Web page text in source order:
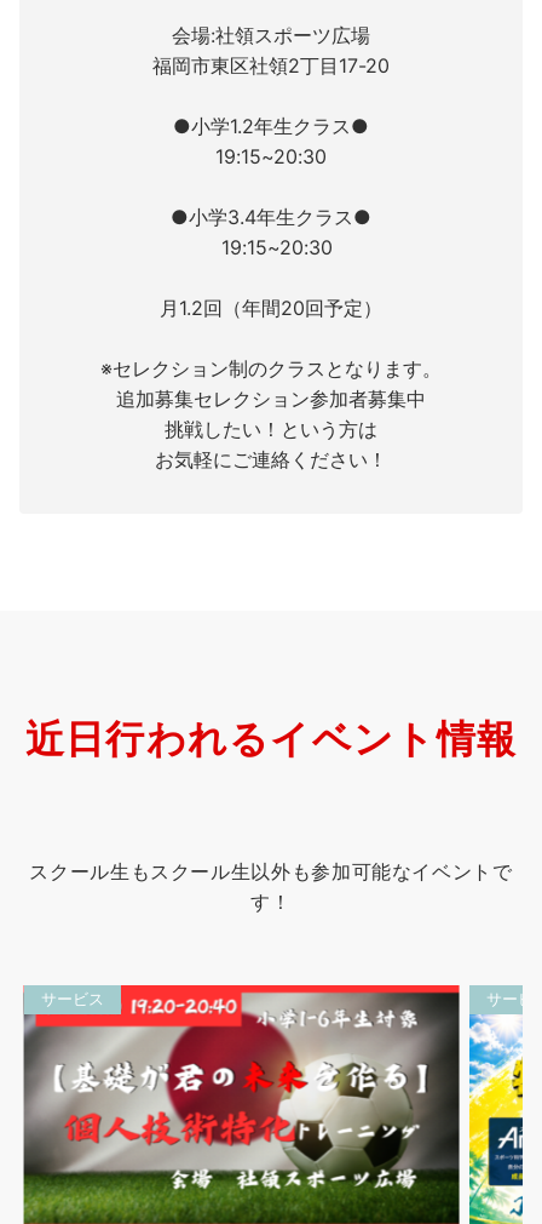
会場:社領スポーツ広場
福岡市東区社領2丁目17-20
●小学1.2年生クラス●
19:15~20:30
●小学3.4年生クラス●
19:15~20:30
月1.2回（年間20回予定）
※セレクション制のクラスとなります。
追加募集セレクション参加者募集中
挑戦したい！という方は
お気軽にご連絡ください！
近日行われるイベント情報
スクール生もスクール生以外も参加可能なイベントで
す！
サービス